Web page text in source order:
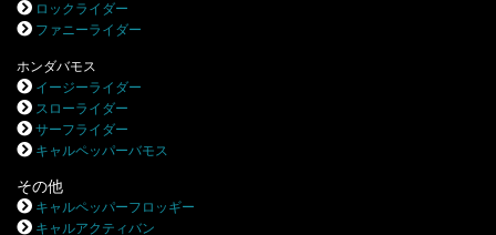
ロックライダー
ファニーライダー
ホンダバモス
イージーライダー
スローライダー
サーフライダー
キャルペッパーバモス
その他
キャルペッパーフロッギー
キャルアクティバン